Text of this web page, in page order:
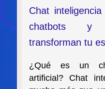
Chat
chatbots y
transforman tu
¿Qué es un
artificial? Chat